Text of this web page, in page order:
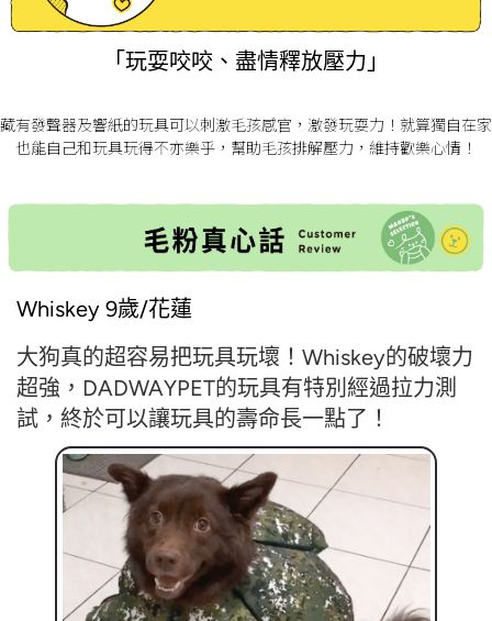
「玩耍咬咬、盡情釋放壓力」
藏有發聲器及響紙的玩具可以刺激毛孩感官，激發玩耍力！就算獨自在家
也能自己和玩具玩得不亦樂乎，幫助毛孩排解壓力，維持歡樂心情！
Whiskey 9歲/花蓮
大狗真的超容易把玩具玩壞！Whiskey的破壞力
超強，DADWAYPET的玩具有特別經過拉力測
試，終於可以讓玩具的壽命長一點了！